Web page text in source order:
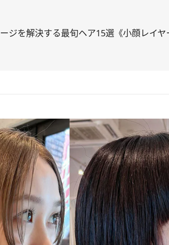
ジを解決する最旬ヘア15選《小顔レイ